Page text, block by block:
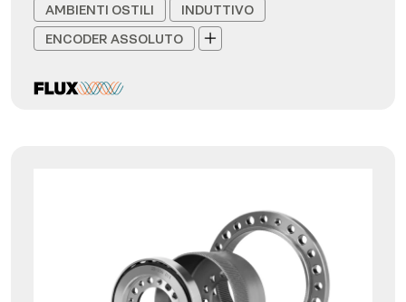
AMBIENTI OSTILI
INDUTTIVO
ENCODER ASSOLUTO